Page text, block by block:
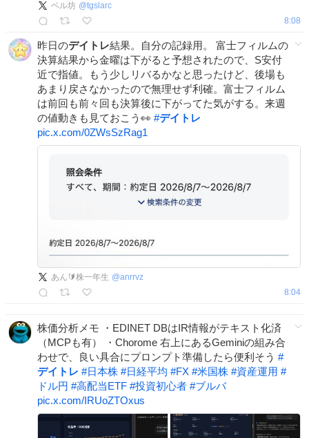
ベル坊 @tgslarc
8:08
昨日のデイトレ結果。自分の記録用。 富士フィルムの
決算結果から金曜は下がると予想されたので、S安付
近で指値。もう少しリバるかなと思ったけど、後場も
あまり戻さなかったので無理せず利確。富士フィルム
は前回も前々回も決算後に下がってた気がする。来週
の値動きも見ておこう👀 #デイトレ
pic.x.com/0ZWsSzRag1
あん🔰株一年生 @anrrvz
8:04
株価分析メモ ・EDINET DBはIR情報がテキスト化済
（MCPも有） ・Chorome 右上にあるGeminiの組み合
わせで、良い具合にプロンプト準備したら便利そう #
デイトレ #日本株 #日経平均 #FX #米国株 #資産運用 #
ドル円 #高配当ETF #投資初心者 #ブルバ
pic.x.com/IRUoZTOxus